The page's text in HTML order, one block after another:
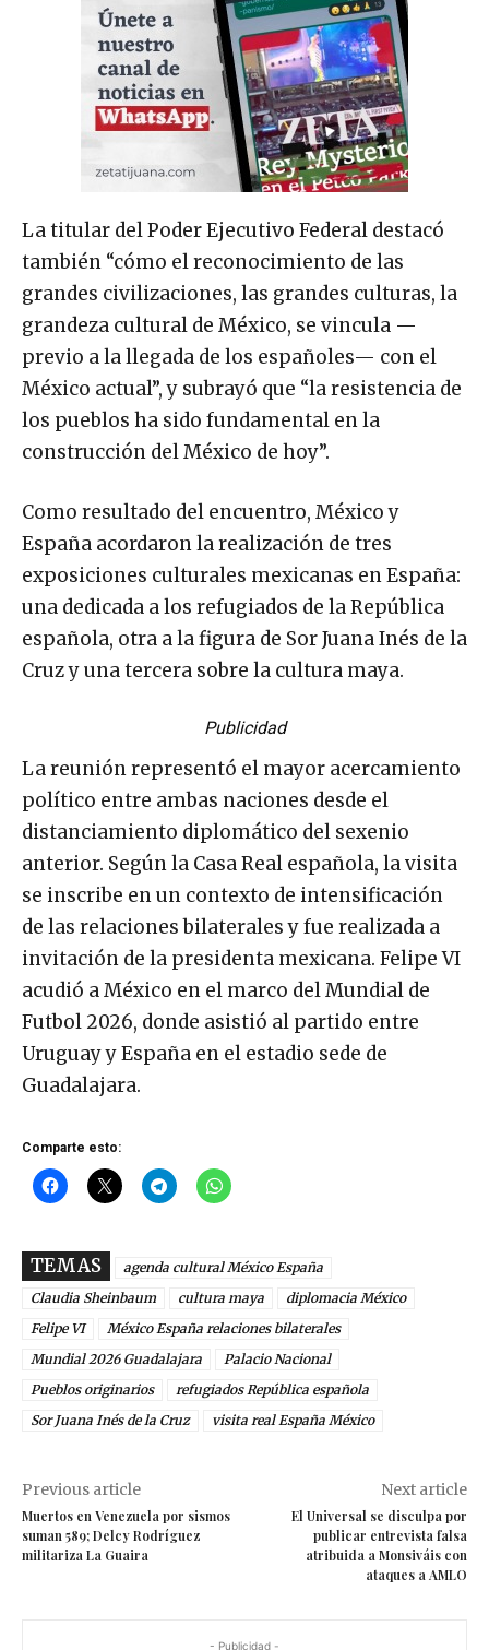
La titular del Poder Ejecutivo Federal destacó
también “cómo el reconocimiento de las
grandes civilizaciones, las grandes culturas, la
grandeza cultural de México, se vincula —
previo a la llegada de los españoles— con el
México actual”, y subrayó que “la resistencia de
los pueblos ha sido fundamental en la
construcción del México de hoy”.
Como resultado del encuentro, México y
España acordaron la realización de tres
exposiciones culturales mexicanas en España:
una dedicada a los refugiados de la República
española, otra a la figura de Sor Juana Inés de la
Cruz y una tercera sobre la cultura maya.
Publicidad
La reunión representó el mayor acercamiento
político entre ambas naciones desde el
distanciamiento diplomático del sexenio
anterior. Según la Casa Real española, la visita
se inscribe en un contexto de intensificación
de las relaciones bilaterales y fue realizada a
invitación de la presidenta mexicana. Felipe VI
acudió a México en el marco del Mundial de
Futbol 2026, donde asistió al partido entre
Uruguay y España en el estadio sede de
Guadalajara.
Comparte esto:
TEMAS
agenda cultural México España
Claudia Sheinbaum
cultura maya
diplomacia México
Felipe VI
México España relaciones bilaterales
Mundial 2026 Guadalajara
Palacio Nacional
Pueblos originarios
refugiados República española
Sor Juana Inés de la Cruz
visita real España México
Previous article
Muertos en Venezuela por sismos
suman 589; Delcy Rodríguez
militariza La Guaira
Next article
El Universal se disculpa por
publicar entrevista falsa
atribuida a Monsiváis con
ataques a AMLO
- Publicidad -